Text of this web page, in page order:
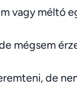
vagy méltó
mégsem
de